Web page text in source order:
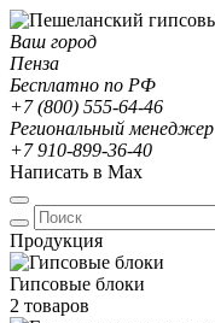
Ваш город
Пенза
Бесплатно по РФ
+7 (800) 555-64-46
Региональный менеджер
+7 910-899-36-40
Написать в Max
Продукция
Гипсовые блоки
2 товаров